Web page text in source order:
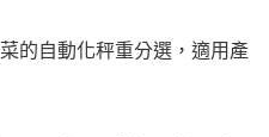
的自動化秤重分選，適用產